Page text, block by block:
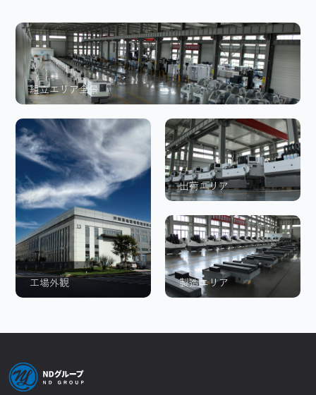
組立エリア全景
工場外観
出荷エリア
製造エリア